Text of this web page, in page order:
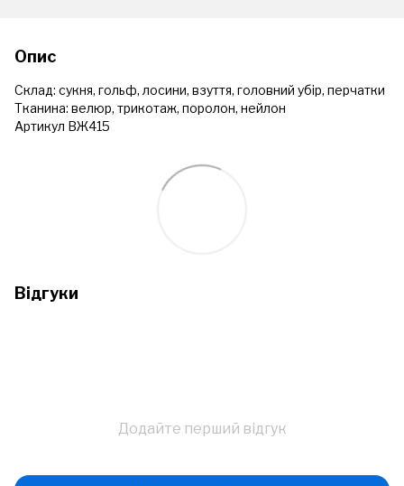
Опис
Склад: сукня, гольф, лосини, взуття, головний убір, перчатки
Тканина: велюр, трикотаж, поролон, нейлон
Артикул ВЖ415
Відгуки
Додайте перший відгук